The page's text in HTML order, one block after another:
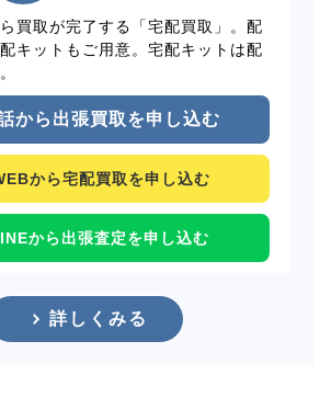
買取が完了する「宅配買取」。配
キットもご用意。宅配キットは配
から出張買取を申し込む
から宅配買取を申し込む
から出張査定を申し込む
詳しくみる